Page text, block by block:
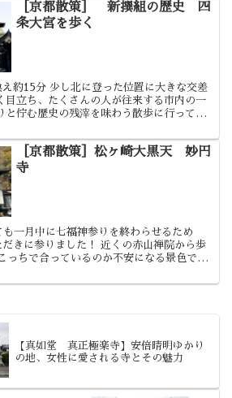
［京都散策］ 新撰組の歴史 四
条大宮を歩く
約15分 少し北に登った位置に大きな交差
目立ち、たくさんの人が往来する市内の一
佇む歴史の残滓を味わう散歩に行ってき
［京都散策］松ヶ崎大黒天 妙円
寺
一月中に七福神参りを終わらせるため
きに参りました！ 近くの赤山禅院から歩
っちで合っているのか不安になる景色です
【真如堂 真正極楽寺】安倍晴明ゆかり
の地、女性に愛される寺とその魅力